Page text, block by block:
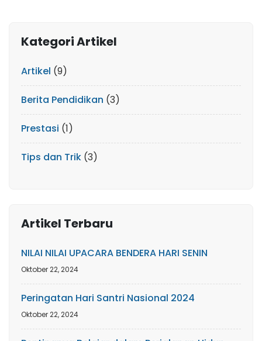
Kategori Artikel
Artikel (9)
Berita Pendidikan (3)
Prestasi (1)
Tips dan Trik (3)
Artikel Terbaru
NILAI NILAI UPACARA BENDERA HARI SENIN
Oktober 22, 2024
Peringatan Hari Santri Nasional 2024
Oktober 22, 2024